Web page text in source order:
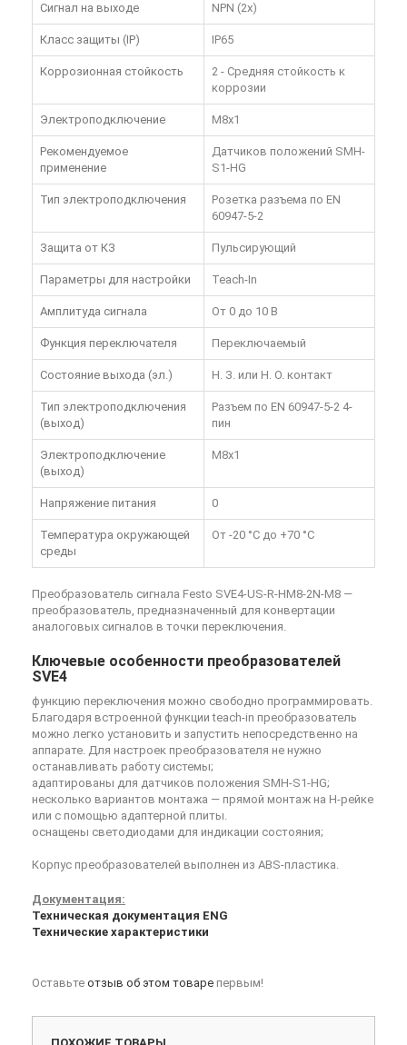
Сигнал на выходе NPN (2x)
Класс защиты (IP) IP65
Коррозионная стойкость
2 - Средняя стойкость к
коррозии
Электроподключение M8x1
Рекомендуемое
применение
Датчиков положений SMH-
S1-HG
Тип электроподключения
Розетка разъема по EN
60947-5-2
Защита от КЗ Пульсирующий
Параметры для настройки Teach-In
Амплитуда сигнала От 0 до 10 В
Функция переключателя Переключаемый
Состояние выхода (эл.) Н. З. или Н. О. контакт
Тип электроподключения
(выход)
Разъем по EN 60947-5-2 4-
пин
Электроподключение
(выход)
M8x1
Напряжение питания 0
Температура окружающей
среды
От -20 °C до +70 °C
Преобразователь сигнала Festo SVE4-US-R-HM8-2N-M8 —
преобразователь, предназначенный для конвертации
аналоговых сигналов в точки переключения.
Ключевые особенности преобразователей
SVE4
функцию переключения можно свободно программировать.
Благодаря встроенной функции teach-in преобразователь
можно легко установить и запустить непосредственно на
аппарате. Для настроек преобразователя не нужно
останавливать работу системы;
адаптированы для датчиков положения SMH-S1-HG;
несколько вариантов монтажа — прямой монтаж на Н-рейке
или с помощью адаптерной плиты.
оснащены светодиодами для индикации состояния;
Корпус преобразователей выполнен из ABS-пластика.
Документация:
Техническая документация ENG
Технические характеристики
Оставьте отзыв об этом товаре первым!